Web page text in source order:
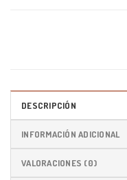
DESCRIPCIÓN
INFORMACIÓN ADICIONAL
VALORACIONES (0)